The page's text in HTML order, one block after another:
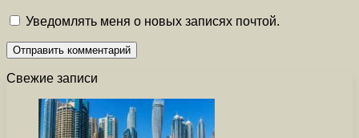
Уведомлять меня о новых записях почтой.
Свежие записи